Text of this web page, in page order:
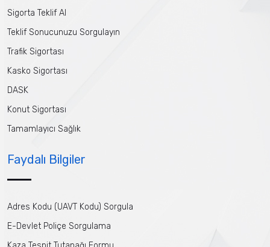
Sigorta Teklif Al
Teklif Sonucunuzu Sorgulayın
Trafik Sigortası
Kasko Sigortası
DASK
Konut Sigortası
Tamamlayıcı Sağlık
Faydalı Bilgiler
Adres Kodu (UAVT Kodu) Sorgula
E-Devlet Poliçe Sorgulama